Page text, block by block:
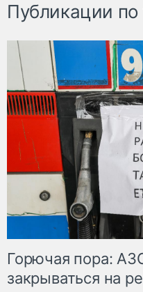
Публикации
Горючая пора:
закрываться на